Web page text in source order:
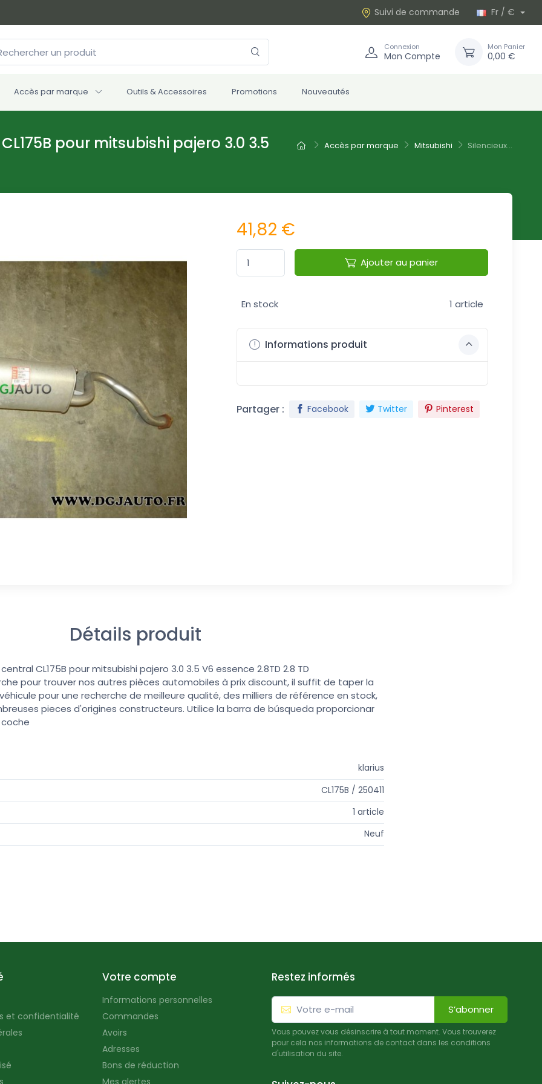
Suivi de commande Fr / €
Connexion
Mon Compte
Mon Panier
0,00 €
Accès par marque Outils & Accessoires Promotions Nouveautés
Accès par marque Mitsubishi Silencieux...
pour mitsubishi pajero 3.0 3.5
41,82 €
Ajouter au panier
En stock 1 article
Informations produit
Partager : Facebook Twitter Pinterest
Détails produit
CL175B pour mitsubishi pajero 3.0 3.5 V6 essence 2.8TD 2.8 TD
pour trouver nos autres pièces automobiles à prix discount, il suffit de taper la
pour une recherche de meilleure qualité, des milliers de référence en stock,
pieces d'origines constructeurs. Utilice la barra de búsqueda proporcionar
klarius
CL175B / 250411
1 article
Neuf
et confidentialité
Votre compte
Informations personnelles
Commandes
Avoirs
Adresses
Bons de réduction
Mes alertes
Restez informés
S’abonner
Vous pouvez vous désinscrire à tout moment. Vous trouverez
pour cela nos informations de contact dans les conditions
d'utilisation du site.